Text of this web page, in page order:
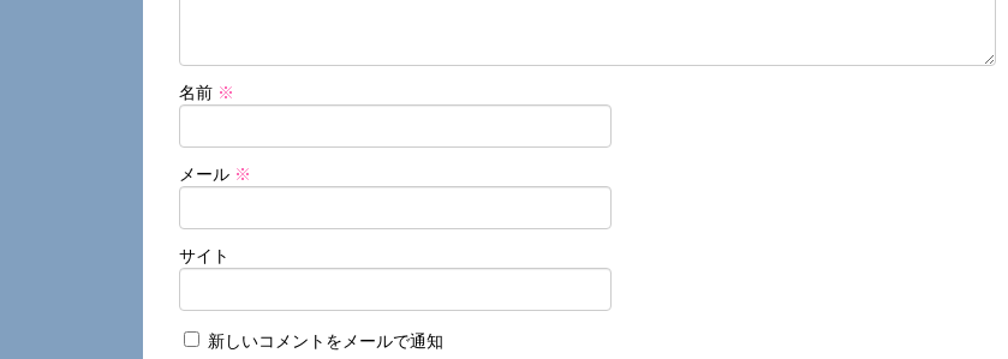
名前 ※
メール ※
サイト
新しいコメントをメールで通知